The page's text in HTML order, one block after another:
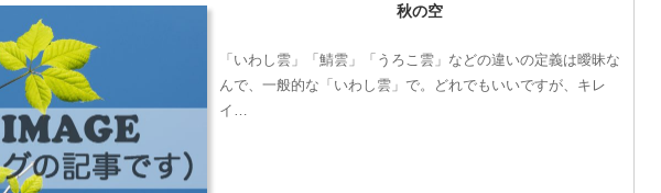
秋の空
「いわし雲」「鯖雲」「うろこ雲」などの違いの定義は曖昧な
んで、一般的な「いわし雲」で。どれでもいいですが、キレ
イ…